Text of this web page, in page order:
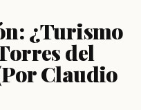
¿Turismo
del
Claudio